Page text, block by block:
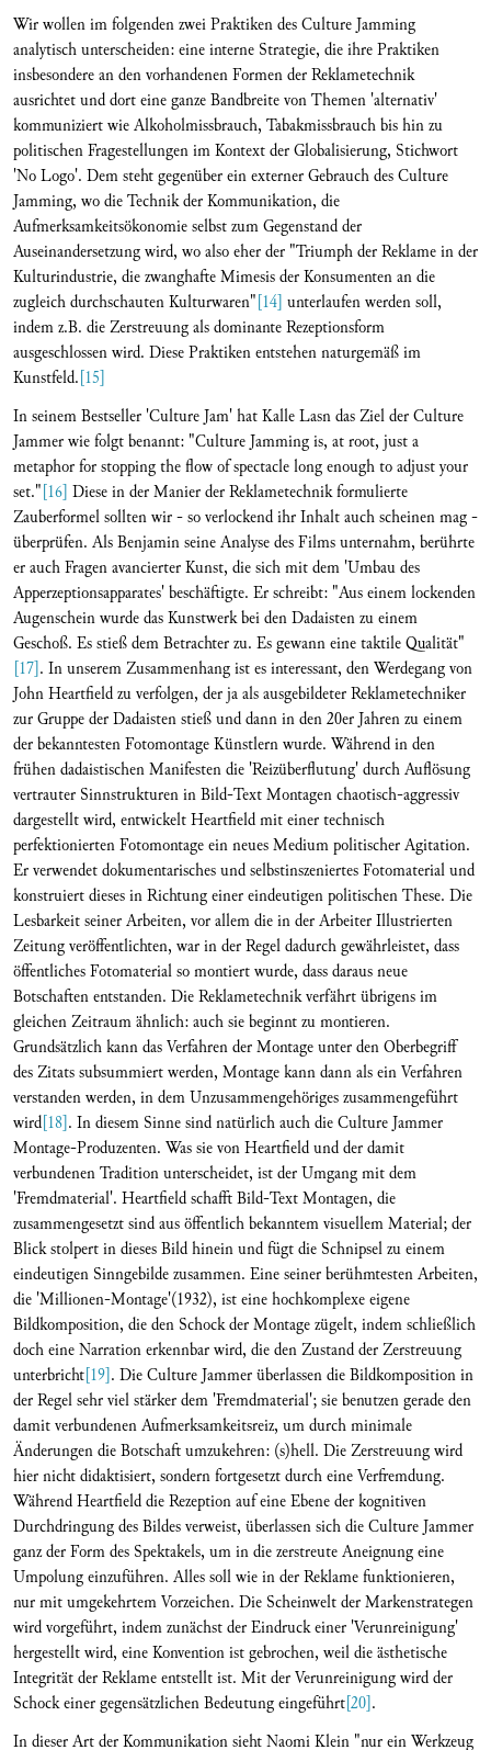
Wir wollen im folgenden zwei Praktiken des Culture Jamming
analytisch unterscheiden: eine interne Strategie, die ihre Praktiken
insbesondere an den vorhandenen Formen der Reklametechnik
ausrichtet und dort eine ganze Bandbreite von Themen 'alternativ'
kommuniziert wie Alkoholmissbrauch, Tabakmissbrauch bis hin zu
politischen Fragestellungen im Kontext der Globalisierung, Stichwort
'No Logo'. Dem steht gegenüber ein externer Gebrauch des Culture
Jamming, wo die Technik der Kommunikation, die
Aufmerksamkeitsökonomie selbst zum Gegenstand der
Auseinandersetzung wird, wo also eher der "Triumph der Reklame in der
Kulturindustrie, die zwanghafte Mimesis der Konsumenten an die
zugleich durchschauten Kulturwaren"[14] unterlaufen werden soll,
indem z.B. die Zerstreuung als dominante Rezeptionsform
ausgeschlossen wird. Diese Praktiken entstehen naturgemäß im
Kunstfeld.[15]
In seinem Bestseller 'Culture Jam' hat Kalle Lasn das Ziel der Culture
Jammer wie folgt benannt: "Culture Jamming is, at root, just a
metaphor for stopping the flow of spectacle long enough to adjust your
set."[16] Diese in der Manier der Reklametechnik formulierte
Zauberformel sollten wir - so verlockend ihr Inhalt auch scheinen mag -
überprüfen. Als Benjamin seine Analyse des Films unternahm, berührte
er auch Fragen avancierter Kunst, die sich mit dem 'Umbau des
Apperzeptionsapparates' beschäftigte. Er schreibt: "Aus einem lockenden
Augenschein wurde das Kunstwerk bei den Dadaisten zu einem
Geschoß. Es stieß dem Betrachter zu. Es gewann eine taktile Qualität"
[17]. In unserem Zusammenhang ist es interessant, den Werdegang von
John Heartfield zu verfolgen, der ja als ausgebildeter Reklametechniker
zur Gruppe der Dadaisten stieß und dann in den 20er Jahren zu einem
der bekanntesten Fotomontage Künstlern wurde. Während in den
frühen dadaistischen Manifesten die 'Reizüberflutung' durch Auflösung
vertrauter Sinnstrukturen in Bild-Text Montagen chaotisch-aggressiv
dargestellt wird, entwickelt Heartfield mit einer technisch
perfektionierten Fotomontage ein neues Medium politischer Agitation.
Er verwendet dokumentarisches und selbstinszeniertes Fotomaterial und
konstruiert dieses in Richtung einer eindeutigen politischen These. Die
Lesbarkeit seiner Arbeiten, vor allem die in der Arbeiter Illustrierten
Zeitung veröffentlichten, war in der Regel dadurch gewährleistet, dass
öffentliches Fotomaterial so montiert wurde, dass daraus neue
Botschaften entstanden. Die Reklametechnik verfährt übrigens im
gleichen Zeitraum ähnlich: auch sie beginnt zu montieren.
Grundsätzlich kann das Verfahren der Montage unter den Oberbegriff
des Zitats subsummiert werden, Montage kann dann als ein Verfahren
verstanden werden, in dem Unzusammengehöriges zusammengeführt
wird[18]. In diesem Sinne sind natürlich auch die Culture Jammer
Montage-Produzenten. Was sie von Heartfield und der damit
verbundenen Tradition unterscheidet, ist der Umgang mit dem
'Fremdmaterial'. Heartfield schafft Bild-Text Montagen, die
zusammengesetzt sind aus öffentlich bekanntem visuellem Material; der
Blick stolpert in dieses Bild hinein und fügt die Schnipsel zu einem
eindeutigen Sinngebilde zusammen. Eine seiner berühmtesten Arbeiten,
die 'Millionen-Montage'(1932), ist eine hochkomplexe eigene
Bildkomposition, die den Schock der Montage zügelt, indem schließlich
doch eine Narration erkennbar wird, die den Zustand der Zerstreuung
unterbricht[19]. Die Culture Jammer überlassen die Bildkomposition in
der Regel sehr viel stärker dem 'Fremdmaterial'; sie benutzen gerade den
damit verbundenen Aufmerksamkeitsreiz, um durch minimale
Änderungen die Botschaft umzukehren: (s)hell. Die Zerstreuung wird
hier nicht didaktisiert, sondern fortgesetzt durch eine Verfremdung.
Während Heartfield die Rezeption auf eine Ebene der kognitiven
Durchdringung des Bildes verweist, überlassen sich die Culture Jammer
ganz der Form des Spektakels, um in die zerstreute Aneignung eine
Umpolung einzuführen. Alles soll wie in der Reklame funktionieren,
nur mit umgekehrtem Vorzeichen. Die Scheinwelt der Markenstrategen
wird vorgeführt, indem zunächst der Eindruck einer 'Verunreinigung'
hergestellt wird, eine Konvention ist gebrochen, weil die ästhetische
Integrität der Reklame entstellt ist. Mit der Verunreinigung wird der
Schock einer gegensätzlichen Bedeutung eingeführt[20].
In dieser Art der Kommunikation sieht Naomi Klein "nur ein Werkzeug